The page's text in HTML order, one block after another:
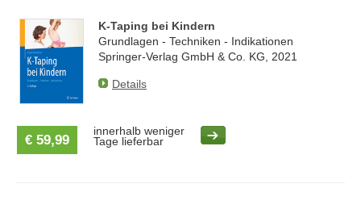
K-Taping bei Kindern
Grundlagen - Techniken - Indikationen
Springer-Verlag GmbH & Co. KG, 2021
Details
€ 59,99
innerhalb weniger
Tage lieferbar